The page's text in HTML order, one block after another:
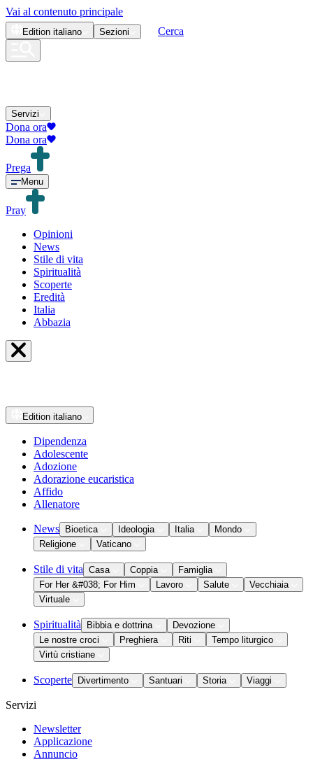
Vai al contenuto principale
Edition italiano Sezioni Cerca
Servizi
Dona ora
Dona ora
Prega
Menu
Pray
Opinioni
News
Stile di vita
Spiritualità
Scoperte
Eredità
Italia
Abbazia
Edition italiano
Dipendenza
Adolescente
Adozione
Adorazione eucaristica
Affido
Allenatore
News Bioetica Ideologia Italia
Mondo
Religione
Vaticano
Stile di vita Casa Coppia
Famiglia
For Her &#038; For Him
Lavoro Salute
Vecchiaia
Virtuale
Spiritualità Bibbia e dottrina
Devozione
Le nostre croci
Preghiera Riti
Tempo liturgico
Virtù cristiane
Scoperte Divertimento Santuari Storia Viaggi
Servizi
Newsletter
Applicazione
Annuncio